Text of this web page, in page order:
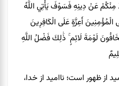
مِنْكُمْ عَنْ دِينِهِ فَسَوْفَ يَأْتِي اللَّهُ
أَعِزَّةٍ عَلَى الْكَافِرِينَ
لَوْمَةَ لَائِمٍ ۚ ذَٰلِكَ فَضْلُ اللَّهِ
از ظهور است؛ ناامید از خدا،